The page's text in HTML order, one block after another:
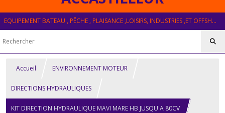
EQUIPEMENT BATEAU , PÊCHE , PLAISANCE ,LOISIRS, INDUSTRIES ,ET OFFSHORE
Accueil ENVIRONNEMENT MOTEUR
DIRECTIONS HYDRAULIQUES
KIT DIRECTION HYDRAULIQUE MAVI MARE HB JUSQU'A 80CV